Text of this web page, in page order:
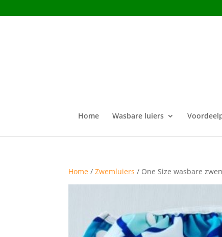
Home Wasbare luiers
Home /Zwemluiers / One Size wasbare